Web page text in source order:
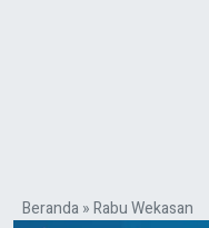
Beranda»Rabu Wekasan